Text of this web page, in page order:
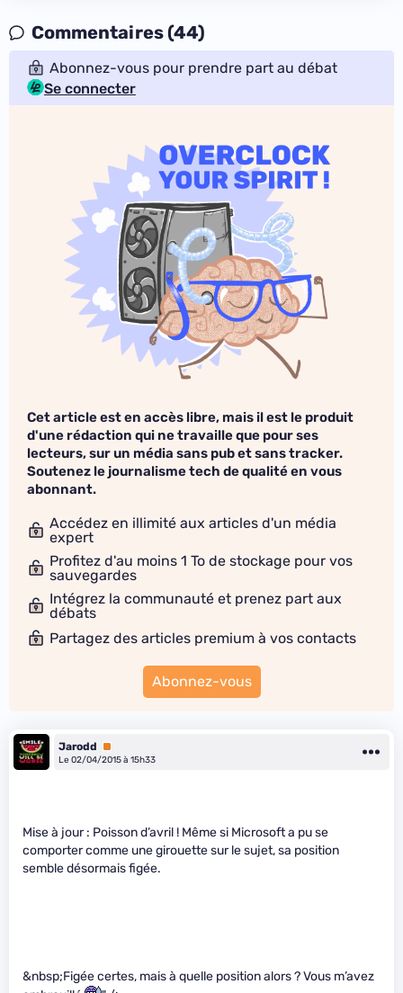
Commentaires (44)
Abonnez-vous pour prendre part au débat
Se connecter
Cet article est en accès libre, mais il est le produit
d'une rédaction qui ne travaille que pour ses
lecteurs, sur un média sans pub et sans tracker.
Soutenez le journalisme tech de qualité en vous
abonnant.
Accédez en illimité aux articles d'un média
expert
Profitez d'au moins 1 To de stockage pour vos
sauvegardes
Intégrez la communauté et prenez part aux
débats
Partagez des articles premium à vos contacts
Abonnez-vous
Jarodd
Premium
Le 02/04/2015 à 15h33
Mise à jour : Poisson d’avril ! Même si Microsoft a pu se
comporter comme une girouette sur le sujet, sa position
semble désormais figée.
&nbsp;Figée certes, mais à quelle position alors ? Vous m’avez